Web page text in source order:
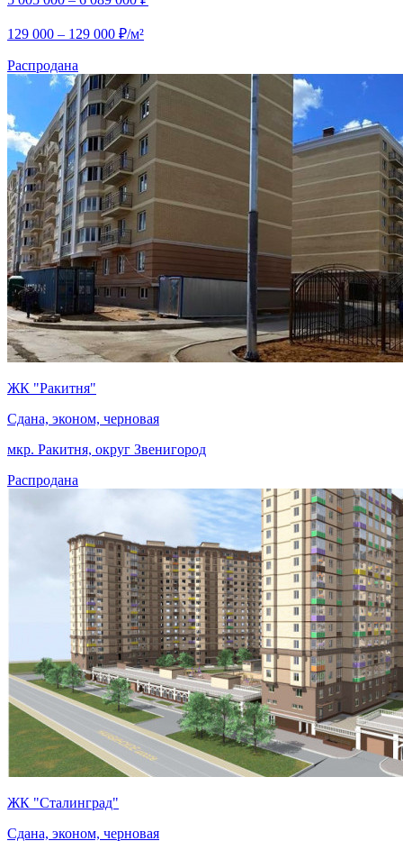
129 000 – 129 000 ₽/м²
Распродана
ЖК "Ракитня"
Сдана, эконом, черновая
мкр. Ракитня, округ Звенигород
Распродана
ЖК "Сталинград"
Сдана, эконом, черновая